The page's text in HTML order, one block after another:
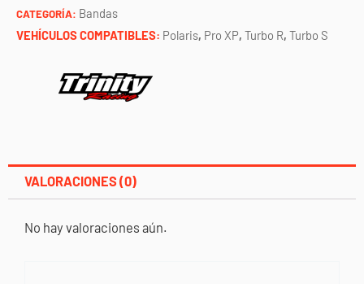
CATEGORÍA: Bandas
VEHÍCULOS COMPATIBLES: Polaris, Pro XP, Turbo R, Turbo S
VALORACIONES (0)
No hay valoraciones aún.